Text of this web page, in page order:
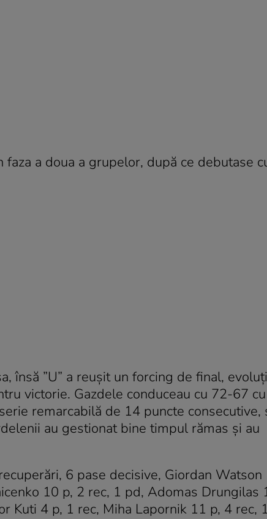
a doua a grupelor, după ce debutase
însă ”U” a reuşit un forcing de final,
victorie. Gazdele conduceau cu 72-67
remarcabilă de 14 puncte consecutive,
au gestionat bine timpul rămas şi au
6 pase decisive, Giordan Watson
10 p, 2 rec, 1 pd, Adomas Drungilas
Kuti 4 p, 1 rec, Miha Lapornik 11 p, 4 rec,